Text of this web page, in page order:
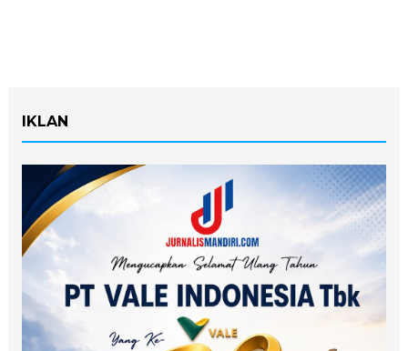
IKLAN